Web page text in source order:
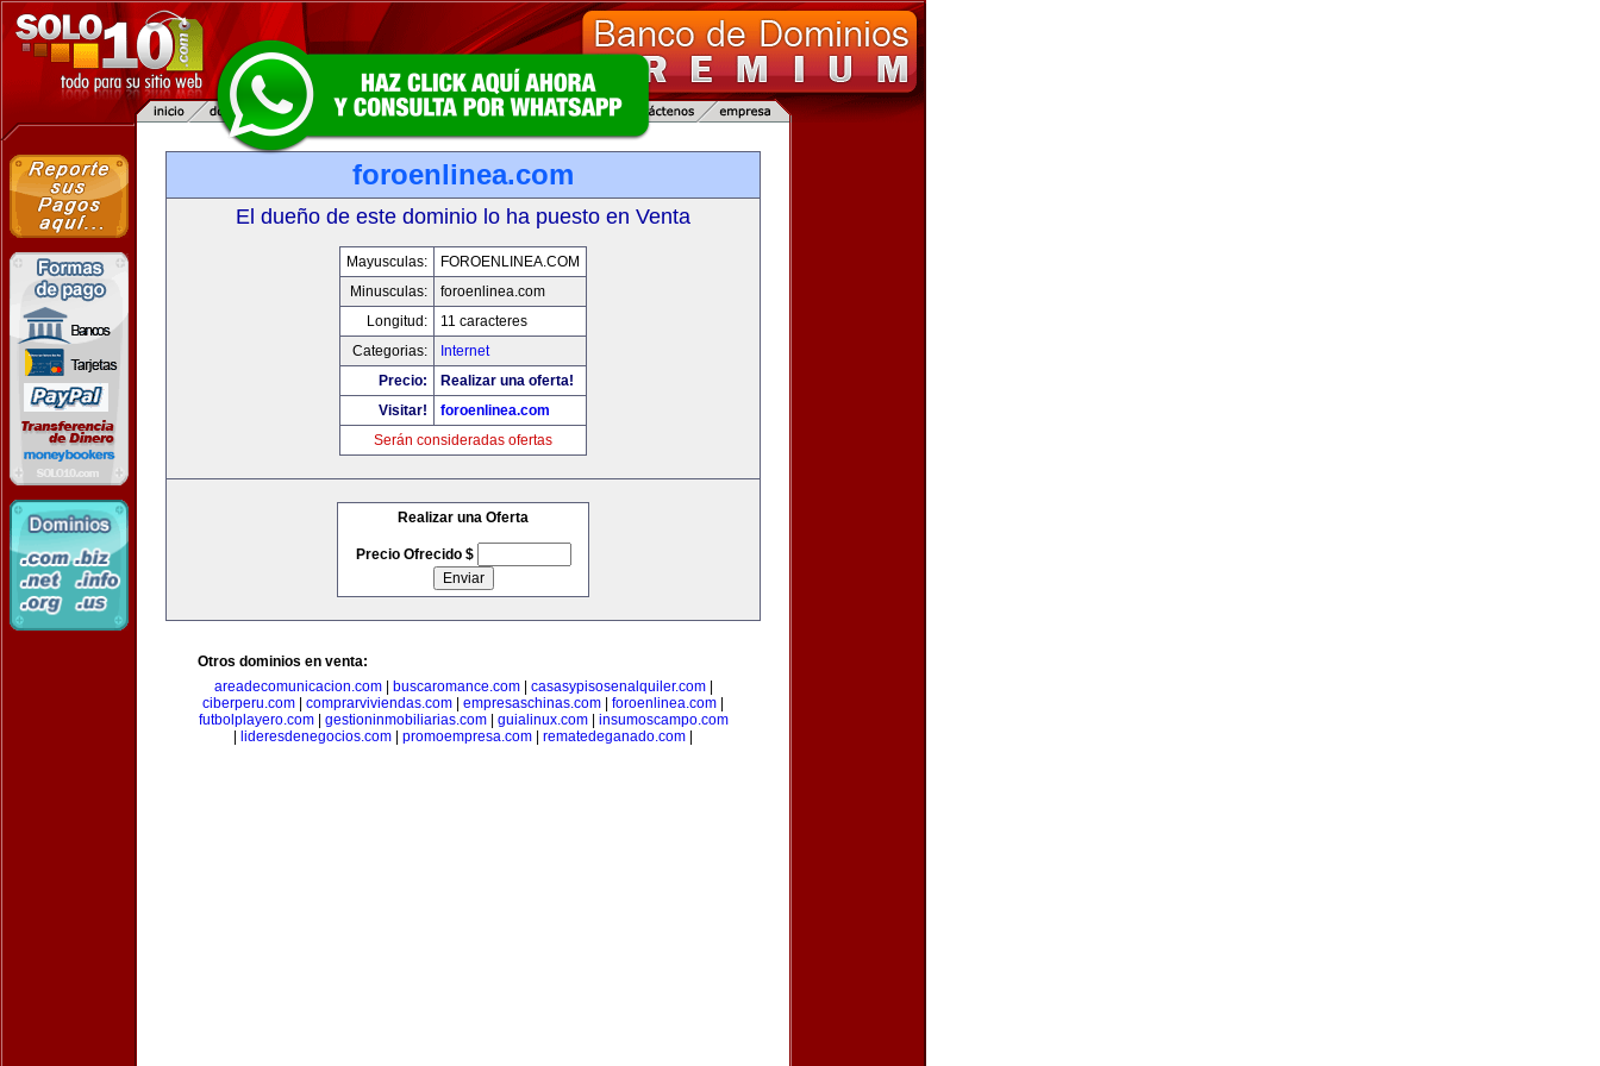
foroenlinea.com
El dueño de este dominio lo ha puesto en Venta
Mayusculas:
FOROENLINEA.COM
Minusculas:
foroenlinea.com
Longitud:
11 caracteres
Categorias:
Internet
Precio:
Realizar una oferta!
Visitar!
foroenlinea.com
Serán consideradas ofertas
Realizar una Oferta
Precio Ofrecido $
Otros dominios en venta:
areadecomunicacion.com| buscaromance.com| casasypisosenalquiler.com|
ciberperu.com
comprarviviendas.com empresaschinas.com foroenlinea.com
futbolplayero.com| gestioninmobiliarias.com| guialinux.com| insumoscampo.com
lideresdenegocios.com promoempresa.com rematedeganado.com